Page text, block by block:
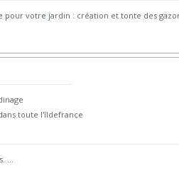
votre jardin : création et tonte des
toute l'îldefrance
...